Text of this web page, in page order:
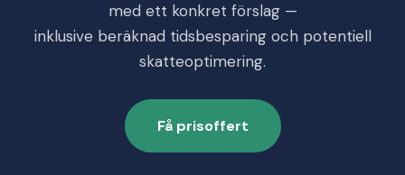
med ett konkret förslag —
inklusive beräknad tidsbesparing och potentiell
skatteoptimering.
Få prisoffert